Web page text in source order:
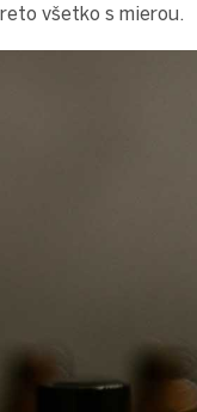
všetko s mierou.